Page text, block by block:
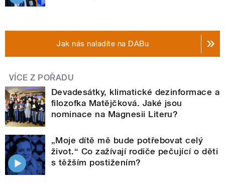
Jak nás naladíte na DABu
VÍCE Z POŘADU
Devadesátky, klimatické dezinformace a
filozofka Matějčková. Jaké jsou
nominace na Magnesii Literu?
„Moje dítě mě bude potřebovat celý
život.“ Co zažívají rodiče pečující o děti
s těžším postižením?